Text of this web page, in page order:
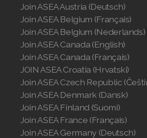
Join ASEA Austria (Deutsch)
Join ASEA Belgium (Français)
Join ASEA Belgium (Nederlands)
Join ASEA Canada (English)
Join ASEA Canada (Français)
JOIN ASEA Croatia (Hrvatski)
Join ASEA Czech Republic
Join ASEA Denmark (Dansk)
Join ASEA Finland (Suomi)
Join ASEA France (Français)
Join ASEA Germany (Deutsch)
Join ASEA Switzerland (Français)
Join ASEA Taiwan (中文)
Join ASEA Thailand (ไทย)
Join ASEA United Kingdom (English)
Join ASEA United States (English)
Join ASEA United States (Español)